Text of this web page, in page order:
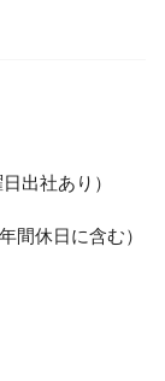
出社あり）
間休日に含む）